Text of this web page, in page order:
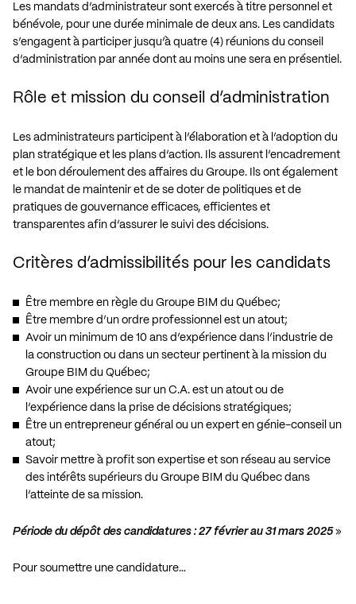
Les mandats d’administrateur sont exercés à titre personnel et
bénévole, pour une durée minimale de deux ans. Les candidats
s’engagent à participer jusqu’à quatre (4) réunions du conseil
d’administration par année dont au moins une sera en présentiel.
Rôle et mission du conseil d’administration
Les administrateurs participent à l’élaboration et à l’adoption du
plan stratégique et les plans d’action. Ils assurent l’encadrement
et le bon déroulement des affaires du Groupe. Ils ont également
le mandat de maintenir et de se doter de politiques et de
pratiques de gouvernance efficaces, efficientes et
transparentes afin d’assurer le suivi des décisions.
Critères d’admissibilités pour les candidats
Être membre en règle du Groupe BIM du Québec;
Être membre d’un ordre professionnel est un atout;
Avoir un minimum de 10 ans d’expérience dans l’industrie de
la construction ou dans un secteur pertinent à la mission du
Groupe BIM du Québec;
Avoir une expérience sur un C.A. est un atout ou de
l’expérience dans la prise de décisions stratégiques;
Être un entrepreneur général ou un expert en génie-conseil un
atout;
Savoir mettre à profit son expertise et son réseau au service
des intérêts supérieurs du Groupe BIM du Québec dans
l’atteinte de sa mission.
Période du dépôt des candidatures : 27 février au 31 mars 2025»
Pour soumettre une candidature…